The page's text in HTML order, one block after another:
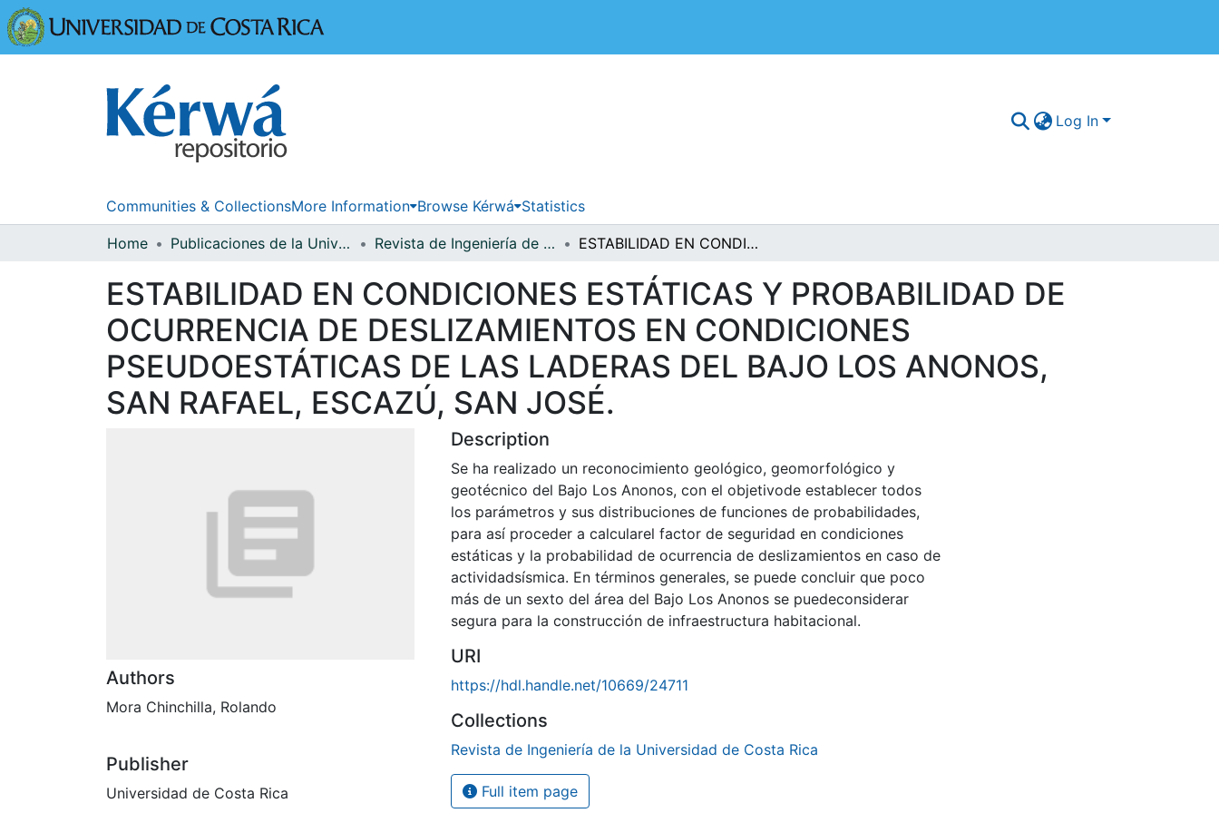
Log In
Communities & CollectionsMore Information Browse Kérwá Statistics
Home Publicaciones de la Universidad de Costa Rica Revista de Ingeniería de la Universidad de Costa Rica ESTABILIDAD EN CONDICIONES ESTÁTICAS Y PROBABILIDAD DE OCURRENCIA DE DESLIZAMIENTOS EN CONDICIONES PSEUDOESTÁTICAS DE LAS LADERAS DEL BAJO LOS ANONOS, SAN RAFAEL, ESCAZÚ, SAN JOSÉ.
ESTABILIDAD EN CONDICIONES ESTÁTICAS Y PROBABILIDAD DE
OCURRENCIA DE DESLIZAMIENTOS EN CONDICIONES
PSEUDOESTÁTICAS DE LAS LADERAS DEL BAJO LOS ANONOS,
SAN RAFAEL, ESCAZÚ, SAN JOSÉ.
Authors
Mora Chinchilla, Rolando
Publisher
Universidad de Costa Rica
Description
Se ha realizado un reconocimiento geológico, geomorfológico y
geotécnico del Bajo Los Anonos, con el objetivode establecer todos
los parámetros y sus distribuciones de funciones de probabilidades,
para así proceder a calcularel factor de seguridad en condiciones
estáticas y la probabilidad de ocurrencia de deslizamientos en caso de
actividadsísmica. En términos generales, se puede concluir que poco
más de un sexto del área del Bajo Los Anonos se puedeconsiderar
segura para la construcción de infraestructura habitacional.
URI
https://hdl.handle.net/10669/24711
Collections
Revista de Ingeniería de la Universidad de Costa Rica
Full item page